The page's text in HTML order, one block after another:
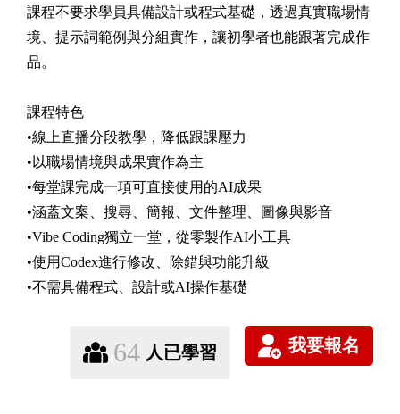
課程不要求學員具備設計或程式基礎，透過真實職場情
境、提示詞範例與分組實作，讓初學者也能跟著完成作
品。
課程特色
•線上直播分段教學，降低跟課壓力
•以職場情境與成果實作為主
•每堂課完成一項可直接使用的AI成果
•涵蓋文案、搜尋、簡報、文件整理、圖像與影音
•Vibe Coding獨立一堂，從零製作AI小工具
•使用Codex進行修改、除錯與功能升級
•不需具備程式、設計或AI操作基礎
64 人已學習